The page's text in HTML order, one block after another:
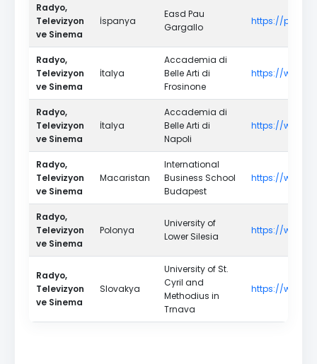
Radyo,
Televizyon
ve Sinema
İspanya
Easd Pau
Gargallo
https://
Radyo,
Televizyon
ve Sinema
İtalya
Accademia di
Belle Arti di
Frosinone
https://
Radyo,
Televizyon
ve Sinema
İtalya
Accademia di
Belle Arti di
Napoli
https://
Radyo,
Televizyon
ve Sinema
Macaristan
International
Business School
Budapest
https://
Radyo,
Televizyon
ve Sinema
Polonya
University of
Lower Silesia
https://
Radyo,
Televizyon
ve Sinema
Slovakya
University of St.
Cyril and
Methodius in
Trnava
https://